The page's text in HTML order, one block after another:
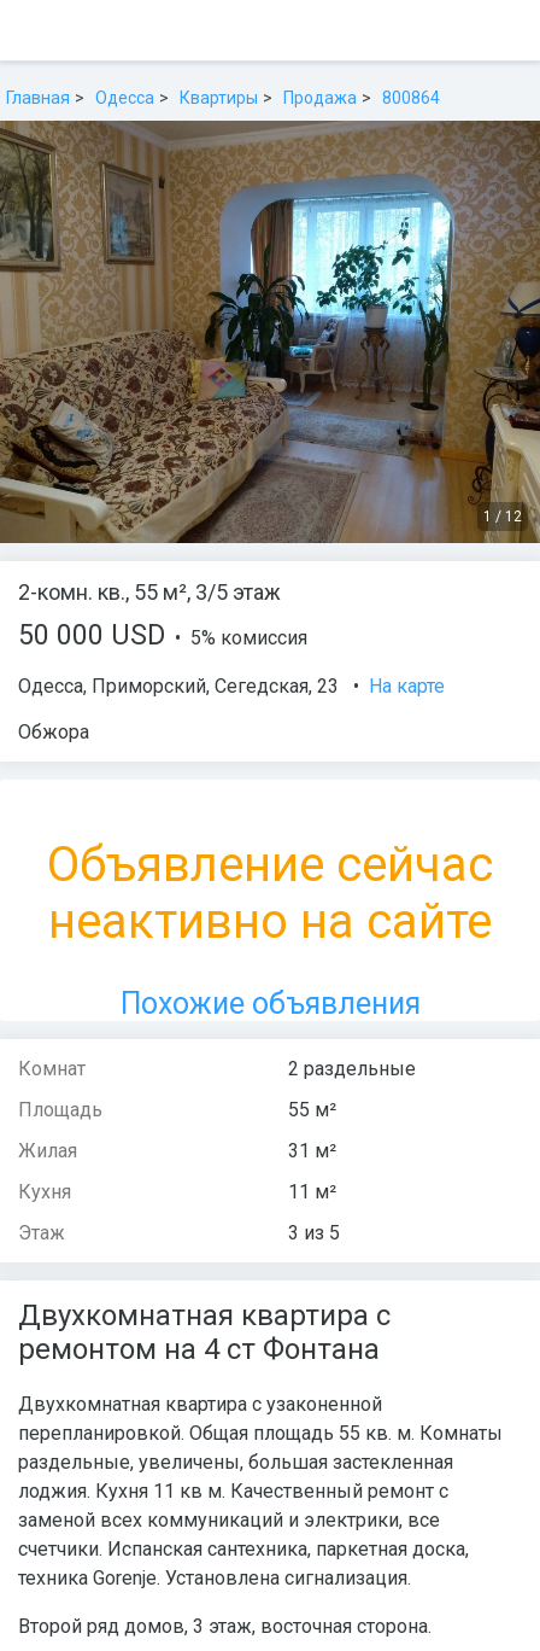
Главная Одесса Квартиры Продажа 800864
1 / 12
2-комн. кв., 55 м², 3/5 этаж
50 000 USD • 5% комиссия
Одесса, Приморский, Сегедская, 23 • На карте
Обжора
Объявление сейчас
неактивно на сайте
Похожие объявления
Комнат
2 раздельные
Площадь
55 м²
Жилая
31 м²
Кухня
11 м²
Этаж
3 из 5
Двухкомнатная квартира с
ремонтом на 4 ст Фонтана
Двухкомнатная квартира с узаконенной
перепланировкой. Общая площадь 55 кв. м. Комнаты
раздельные, увеличены, большая застекленная
лоджия. Кухня 11 кв м. Качественный ремонт с
заменой всех коммуникаций и электрики, все
счетчики. Испанская сантехника, паркетная доска,
техника Gorenje. Установлена сигнализация.
Второй ряд домов, 3 этаж, восточная сторона.